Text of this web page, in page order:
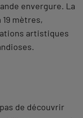
envergure. La
mètres,
artistiques
de découvrir